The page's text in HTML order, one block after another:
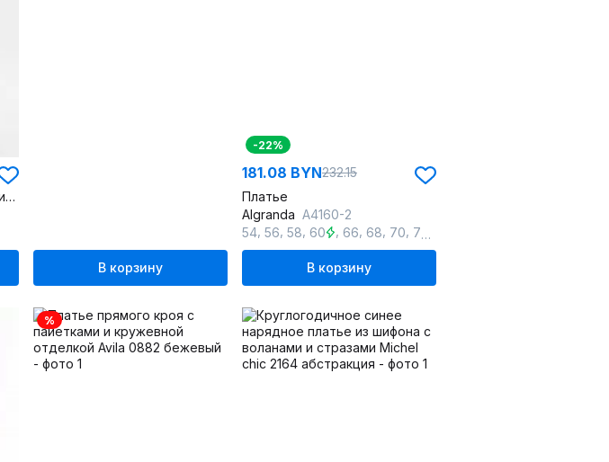
Летнее свободное платье из струящейся ткани с боковыми карманами
В корзину
-22%
181.08 BYN232.15
Платье
Algranda А4160-2
54 56 58 60 66 68 70 72
В корзину
%